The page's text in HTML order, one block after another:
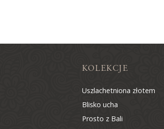
KOLEKCJE
Uszlachetniona złotem
Blisko ucha
Prosto z Bali